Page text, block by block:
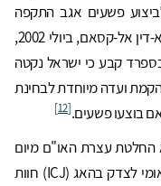
פשעים אגב התקפה
שכוונה נגד סלאח שחאדה, מפקד גדודי עז א-דין אל-קסאם, ביולי 2002,
המשפט בספרד קבע כי ישראל נקטה
ועדה מיוחדת לבחינת
בוצעו פשעים.[12]
החלטת עצרת האו"ם מיום
30 בדצמבר 2022 לבקש מבית הדין הבינלאומי לצדק בהאג (ICJ) חוות